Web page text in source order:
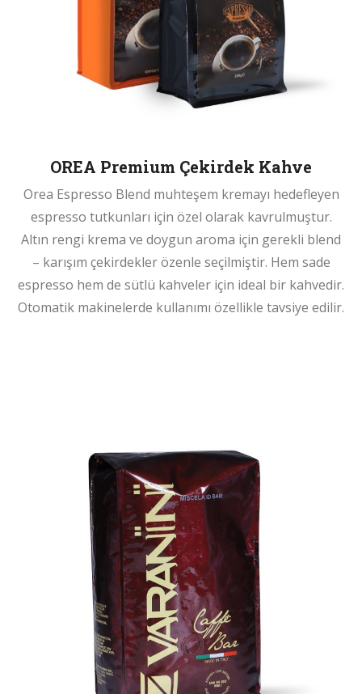
OREA Premium Çekirdek Kahve
Orea Espresso Blend muhteşem kremayı hedefleyen
espresso tutkunları için özel olarak kavrulmuştur.
Altın rengi krema ve doygun aroma için gerekli blend
– karışım çekirdekler özenle seçilmiştir. Hem sade
espresso hem de sütlü kahveler için ideal bir kahvedir.
Otomatik makinelerde kullanımı özellikle tavsiye edilir.